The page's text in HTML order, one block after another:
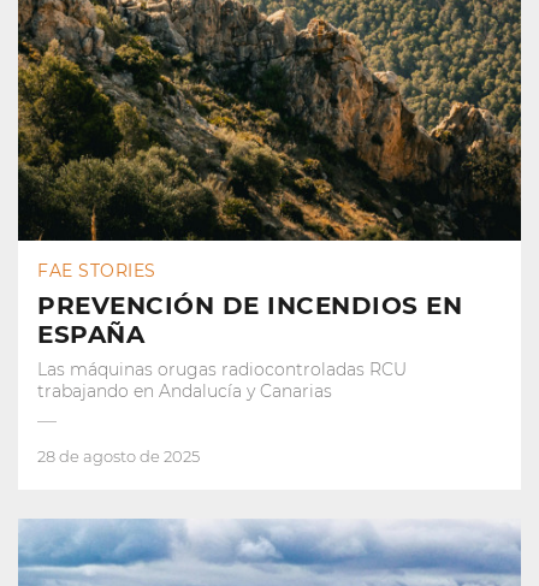
FAE STORIES
PREVENCIÓN DE INCENDIOS EN
ESPAÑA
Las máquinas orugas radiocontroladas RCU
trabajando en Andalucía y Canarias
28 de agosto de 2025